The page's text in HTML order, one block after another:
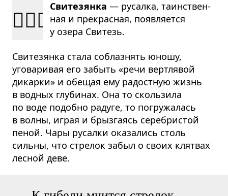
🧜🏻‍♀️ Свитезянка — русалка, таин­ствен­
ная и пре­крас­ная, появ­ля­ется
у озера Сви­тезь.
Свитезянка стала соблазнять юношу,
уговаривая его забыть «речи вертлявой
дикарки» и обещая ему радостную жизнь
в водных глубинах. Она то скользила
по воде подобно радуге, то погружалась
в волны, играя и брызгаясь серебристой
пеной. Чары русалки оказались столь
сильны, что стрелок забыл о своих клятвах
лесной деве.